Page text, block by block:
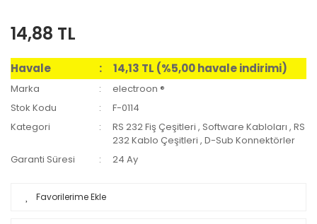
14,88 TL
Havale 14,13 TL (%5,00 havale indirimi)
Marka
electroon ®
Stok Kodu
F-0114
Kategori
RS 232 Fiş Çeşitleri ,Software Kabloları ,RS
232 Kablo Çeşitleri ,D-Sub Konnektörler
Garanti Süresi
24 Ay